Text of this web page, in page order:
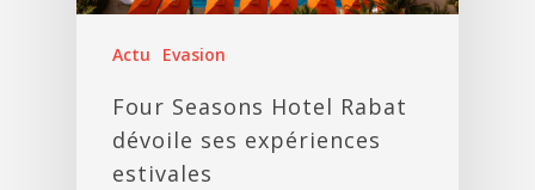
Actu Evasion
Four Seasons Hotel Rabat
dévoile ses expériences
estivales